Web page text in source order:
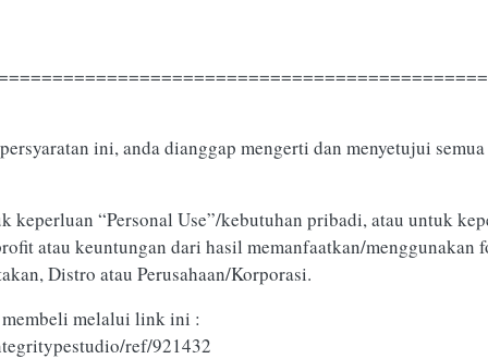
ini, anda dianggap mengerti dan menyetujui
keperluan “Personal Use”/kebutuhan pribadi, atau untuk
atau keuntungan dari hasil memanfaatkan/menggunakan
Distro atau Perusahaan/Korporasi.
melalui link ini :
ref/921432